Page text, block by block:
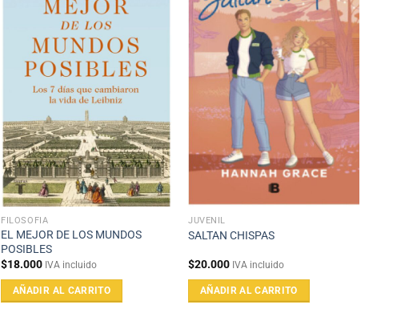
FILOSOFÍA
EL MEJOR DE LOS MUNDOS
POSIBLES
$18.000 IVA incluido
AÑADIR AL CARRITO
JUVENIL
SALTAN CHISPAS
$20.000 IVA incluido
AÑADIR AL CARRITO